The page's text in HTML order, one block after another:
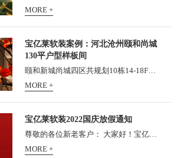
MORE +
宝亿莱软装案例：河北沧州颐和尚城
130平户型样板间
MORE +
宝亿莱软装2022国庆放假通知
MORE +